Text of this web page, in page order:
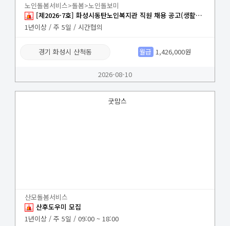
노인돌봄서비스>돌봄>노인돌보미
[제2026-7호] 화성시동탄노인복지관 직원 채용 공고(생활지원사)
1년이상 / 주 5일 / 시간협의
경기 화성시 산척동 월급 1,426,000원
2026-08-10
굿맘스
산모돌봄서비스
산후도우미 모집
1년이상 / 주 5일 / 09:00 ~ 18:00